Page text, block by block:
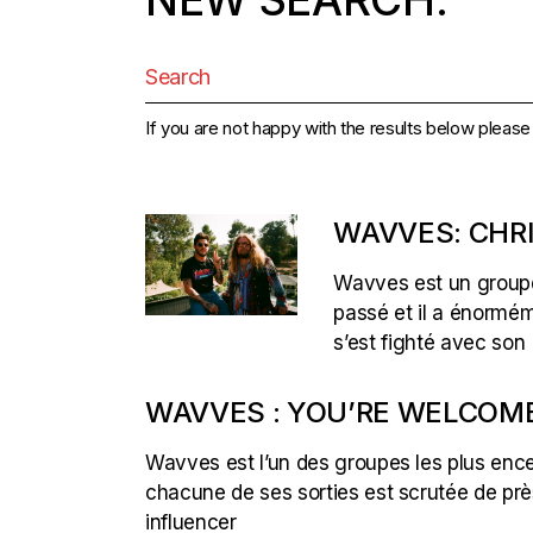
for:
If you are not happy with the results below
WAVVES:
Wavves est un
passé et il a
s’est fighté avec son
WAVVES : YOU’RE
Wavves est l’un des groupes les plus
chacune de ses sorties est scrutée de
influencer